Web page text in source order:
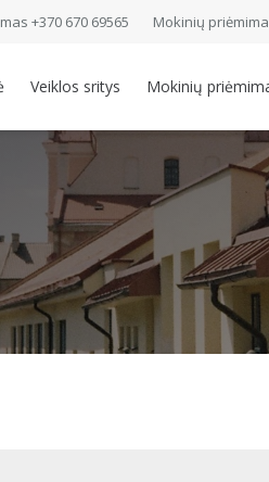
+370 670 69565 Mokinių
Veiklos sritys Mokinių